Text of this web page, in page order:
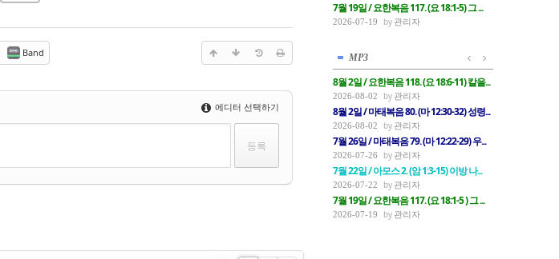
Band
에디터 선택하기
7월 19일 / 요한복음 117. (요 18:1-5) 그 ...
2026-07-19 관리자
MP3
8월 2일 / 요한복음 118. (요 18:6-11) 칼을...
2026-08-02 관리자
8월 2일 / 마태복음 80. (마 12:30-32) 성령...
2026-08-02 관리자
7월 26일 / 마태복음 79. (마 12:22-29) 우...
2026-07-26 관리자
7월 22일 / 아모스 2. (암 1:3-15) 이방 나...
2026-07-22 관리자
7월 19일 / 요한복음 117. (요 18:1-5 ) 그 ...
2026-07-19 관리자